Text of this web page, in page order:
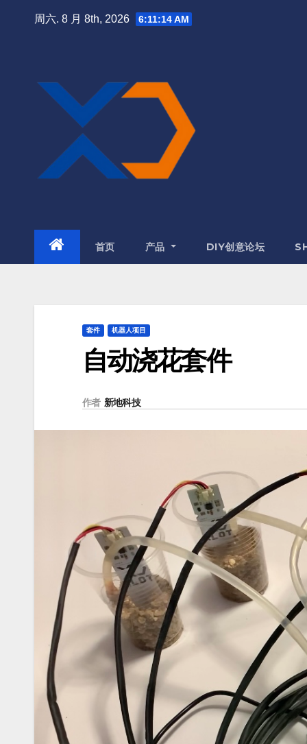
周六. 8 月 8th, 2026 6:11:17 AM
首页 产品 DIY创意论坛
套件 机器人项目
自动浇花套件
作者 新地科技